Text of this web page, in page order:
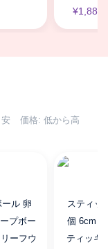
¥
価格: 低から高
ール 卵
プボー
ーフウ
スティッ
個 6cm
ティッキ